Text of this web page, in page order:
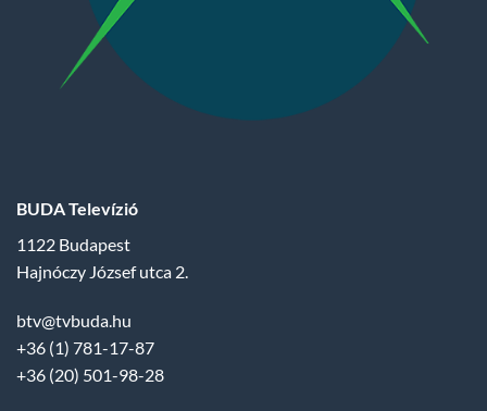
BUDA Televízió
1122 Budapest
Hajnóczy József utca 2.
btv@tvbuda.hu
+36 (1) 781-17-87
+36 (20) 501-98-28